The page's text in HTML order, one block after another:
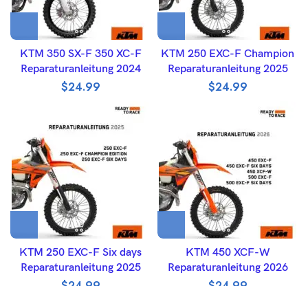
KTM 350 SX-F 350 XC-F
Reparaturanleitung 2024
$24.99
KTM 250 EXC-F Champion
Reparaturanleitung 2025
$24.99
KTM 250 EXC-F Six days
Reparaturanleitung 2025
KTM 450 XCF-W
Reparaturanleitung 2026